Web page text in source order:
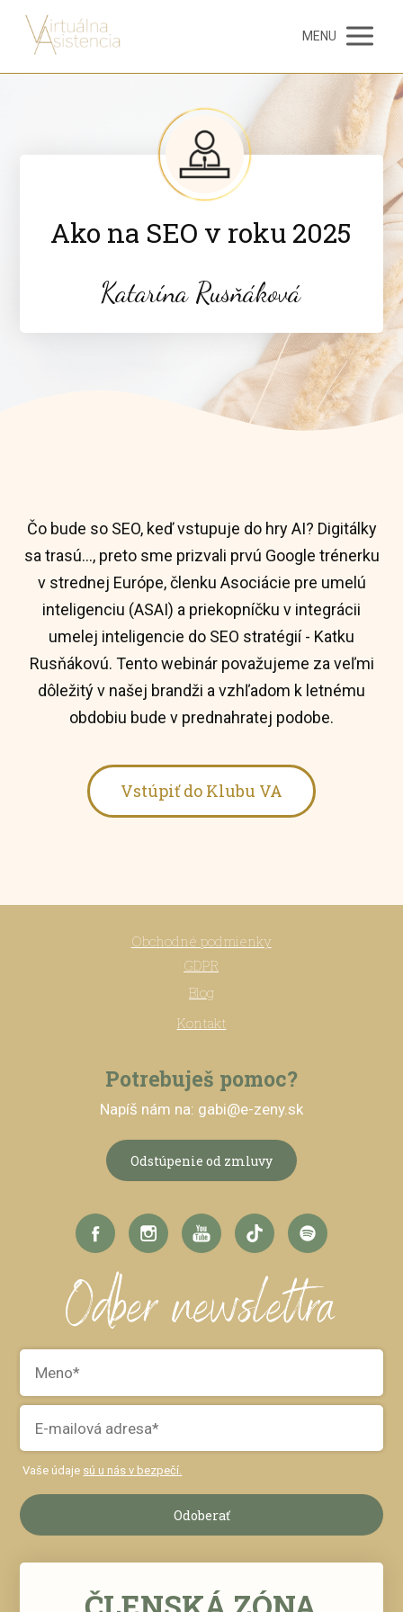
MENU
Ako na SEO v roku 2025
Katarína Rusňáková
Čo bude so SEO, keď vstupuje do hry AI? Digitálky
sa trasú…, preto sme prizvali prvú Google trénerku
v strednej Európe, členku Asociácie pre umelú
inteligenciu (ASAI) a priekopníčku v integrácii
umelej inteligencie do SEO stratégií - Katku
Rusňákovú. Tento webinár považujeme za veľmi
dôležitý v našej brandži a vzhľadom k letnému
obdobiu bude v prednahratej podobe.
Vstúpiť do Klubu VA
Obchodné podmienky
GDPR
Blog
Kontakt
Potrebuješ pomoc?
Napíš nám na: gabi@e-zeny.sk
Odstúpenie od zmluvy
Odber newslettra
Vaše údaje sú u nás v bezpečí.
Odoberať